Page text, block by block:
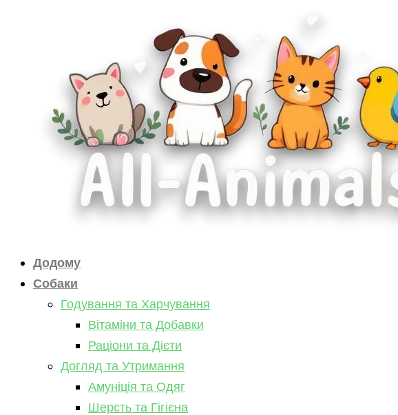
Додому
Собаки
Годування та Харчування
Вітаміни та Добавки
Раціони та Дієти
Догляд та Утримання
Амуніція та Одяг
Шерсть та Гігієна